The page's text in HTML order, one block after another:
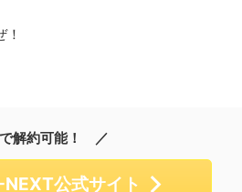
解約可能！ ／
公式サイト